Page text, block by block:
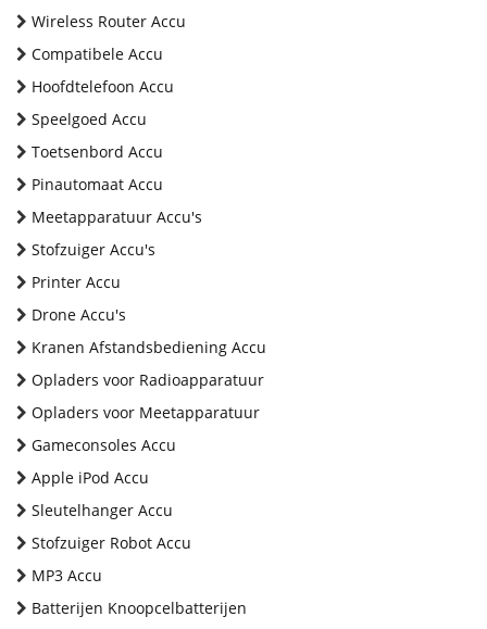
Wireless Router Accu
Compatibele Accu
Hoofdtelefoon Accu
Speelgoed Accu
Toetsenbord Accu
Pinautomaat Accu
Meetapparatuur Accu's
Stofzuiger Accu's
Printer Accu
Drone Accu's
Kranen Afstandsbediening Accu
Opladers voor Radioapparatuur
Opladers voor Meetapparatuur
Gameconsoles Accu
Apple iPod Accu
Sleutelhanger Accu
Stofzuiger Robot Accu
MP3 Accu
Batterijen Knoopcelbatterijen